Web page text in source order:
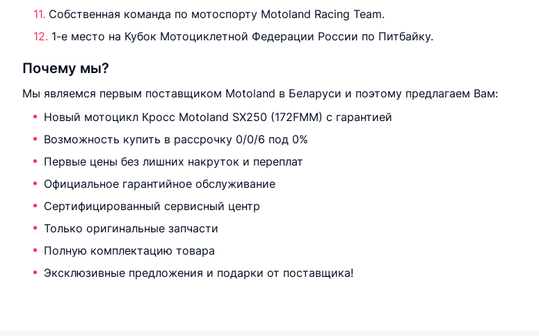
Собственная команда по мотоспорту Motoland Racing Team.
1-е место на Кубок Мотоциклетной Федерации России по Питбайку.
Почему мы?
Мы являемся первым поставщиком Motoland в Беларуси и поэтому предлагаем Вам:
Новый мотоцикл Кросс Motoland SX250 (172FMM) с гарантией
Возможность купить в рассрочку 0/0/6 под 0%
Первые цены без лишних накруток и переплат
Официальное гарантийное обслуживание
Сертифицированный сервисный центр
Только оригинальные запчасти
Полную комплектацию товара
Эксклюзивные предложения и подарки от поставщика!